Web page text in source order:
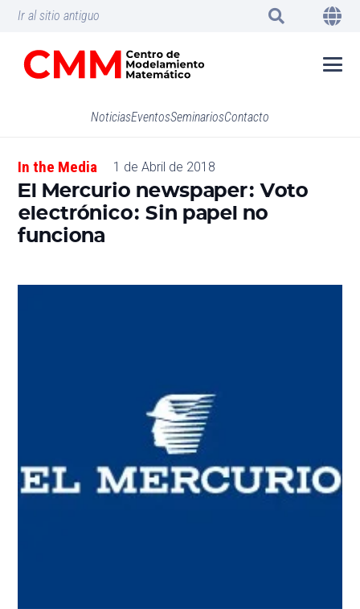
Ir al sitio antiguo
NoticiasEventosSeminariosContacto
In the Media 1 de Abril de 2018
El Mercurio newspaper: Voto
electrónico: Sin papel no
funciona